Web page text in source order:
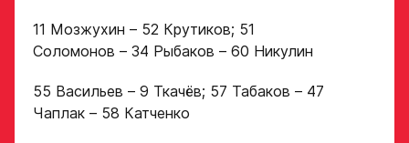
11 Мозжухин – 52 Крутиков; 51
Соломонов – 34 Рыбаков – 60 Никулин
55 Васильев – 9 Ткачёв; 57 Табаков – 47
Чаплак – 58 Катченко
обработки
персональных
Ассоциации